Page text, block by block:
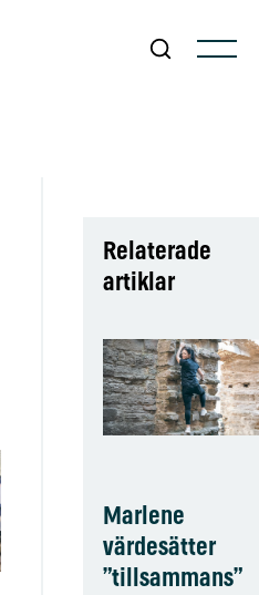
Relaterade
artiklar
Marlene
värdesätter
”tillsammans”